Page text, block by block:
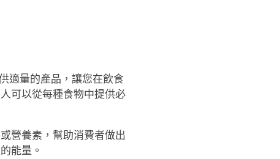
適量的產品，讓您在飲食
可以從每種食物中提供必
營養素，幫助消費者做出
能量。